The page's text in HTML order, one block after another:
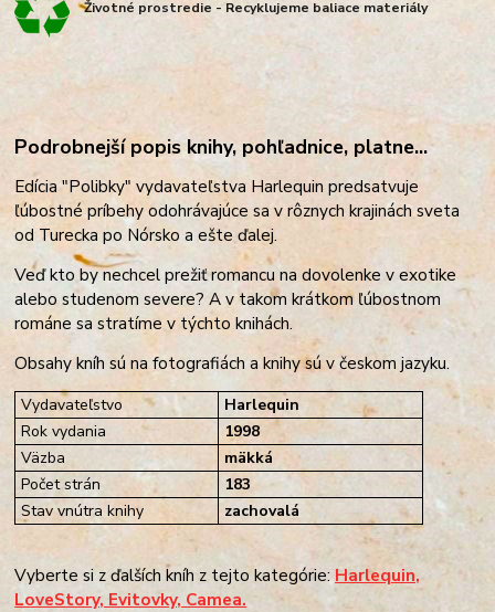
Životné prostredie - Recyklujeme baliace materiály
Podrobnejší popis knihy, pohľadnice, platne...
Edícia "Polibky" vydavateľstva Harlequin predsatvuje
ľúbostné príbehy odohrávajúce sa v rôznych krajinách sveta
od Turecka po Nórsko a ešte ďalej.
Veď kto by nechcel prežiť romancu na dovolenke v exotike
alebo studenom severe? A v takom krátkom ľúbostnom
románe sa stratíme v týchto knihách.
Obsahy kníh sú na fotografiách a knihy sú v českom jazyku.
Vydavateľstvo
Harlequin
Rok vydania
1998
Väzba
mäkká
Počet strán
183
Stav vnútra knihy
zachovalá
Vyberte si z ďalších kníh z tejto kategórie: Harlequin,
LoveStory, Evitovky, Camea.